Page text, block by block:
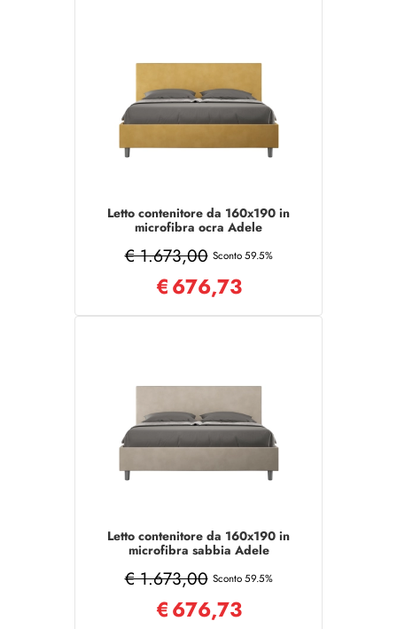
Letto contenitore da 160x190 in
microfibra ocra Adele
€ 1.673,00 Sconto 59.5%
€676,73
Letto contenitore da 160x190 in
microfibra sabbia Adele
€ 1.673,00 Sconto 59.5%
€676,73